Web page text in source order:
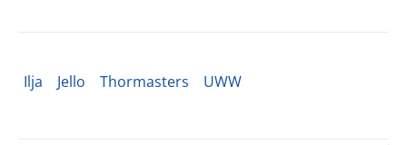
Ilja Jello Thormasters UWW